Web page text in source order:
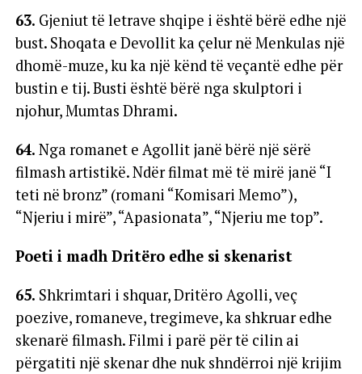
63. Gjeniut të letrave shqipe i është bërë edhe një
bust. Shoqata e Devollit ka çelur në Menkulas një
dhomë-muze, ku ka një kënd të veçantë edhe për
bustin e tij. Busti është bërë nga skulptori i
njohur, Mumtas Dhrami.
64. Nga romanet e Agollit janë bërë një sërë
filmash artistikë. Ndër filmat më të mirë janë “I
teti në bronz” (romani “Komisari Memo”),
“Njeriu i mirë”, “Apasionata”, “Njeriu me top”.
Poeti i madh Dritëro edhe si skenarist
65. Shkrimtari i shquar, Dritëro Agolli, veç
poezive, romaneve, tregimeve, ka shkruar edhe
skenarë filmash. Filmi i parë për të cilin ai
përgatiti një skenar dhe nuk shndërroi një krijim